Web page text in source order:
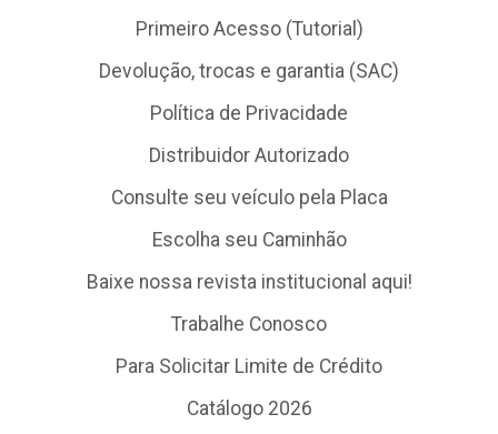
Primeiro Acesso (Tutorial)
Devolução, trocas e garantia (SAC)
Política de Privacidade
Distribuidor Autorizado
Consulte seu veículo pela Placa
Escolha seu Caminhão
Baixe nossa revista institucional aqui!
Trabalhe Conosco
Para Solicitar Limite de Crédito
Catálogo 2026